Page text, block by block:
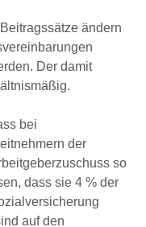
ändern
Der damit
bei
der
so
dass sie 4 % der
auf den